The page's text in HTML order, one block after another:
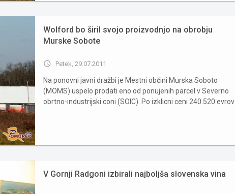
Wolford bo širil svojo proizvodnjo na obrobju
Murske Sobote
access_time Petek, 29.07.2011
Na ponovni javni dražbi je Mestni občini Murska Soboto
(MOMS) uspelo prodati eno od ponujenih parcel v Severno
obrtno-industrijski coni (SOIC). Po izklicni ceni 240.520 evrov
V Gornji Radgoni izbirali najboljša slovenska vina